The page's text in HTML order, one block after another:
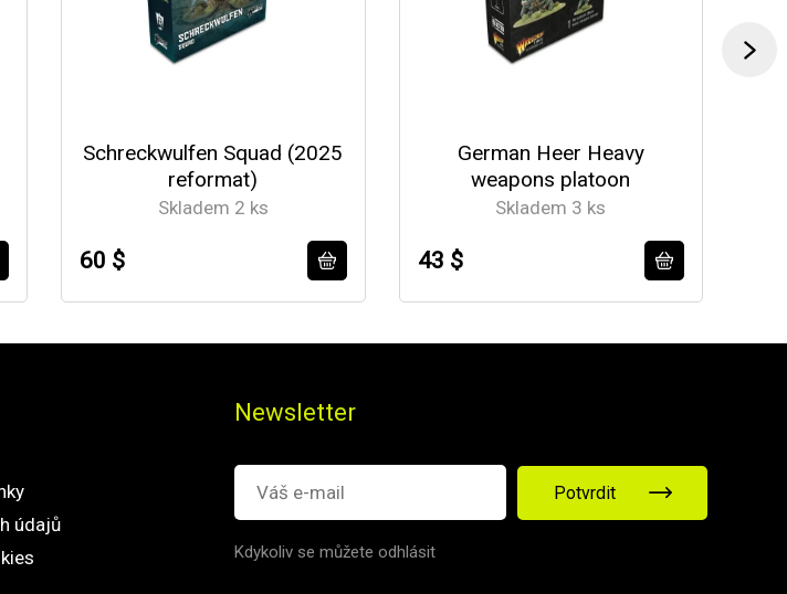
Schreckwulfen Squad (2025
reformat)
Skladem 2 ks
60 $
German Heer Heavy
weapons platoon
Skladem 3 ks
43 $
údajů
Newsletter
Potvrdit
Kdykoliv se můžete odhlásit